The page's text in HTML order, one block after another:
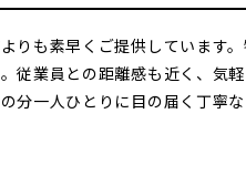
りも素早くご提供しています
従業員との距離感も近く、気
分一人ひとりに目の届く丁寧